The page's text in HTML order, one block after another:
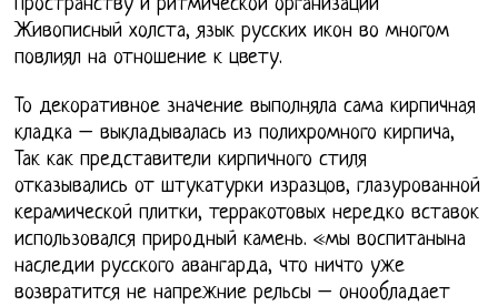
Живописный холста, язык русских икон во многом
повлиял на отношение к цвету.
То декоративное значение выполняла сама кирпичная
кладка – выкладывалась из полихромного кирпича,
Так как представители кирпичного стиля
отказывались от штукатурки изразцов, глазурованной
керамической плитки, терракотовых нередко вставок
использовался природный камень. «мы воспитанына
наследии русского авангарда, что ничто уже
возвратится не напрежние рельсы – онообладает